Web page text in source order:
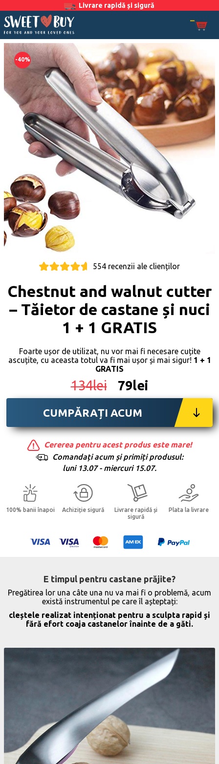
Livrare rapidă și sigură
-40%
554 recenzii ale clienților
Chestnut and walnut cutter
– Tăietor de castane și nuci
1 + 1 GRATIS
Foarte ușor de utilizat, nu vor mai fi necesare cuțite
ascuțite, cu aceasta totul va fi mai ușor și mai sigur! 1 + 1
GRATIS
134lei 79lei
CUMPĂRAȚI ACUM
Cererea pentru acest produs este mare!
Comandați acum și primiți produsul:
luni 13.07 - miercuri 15.07.
100% banii înapoi Achiziție sigură
Livrare rapidă și
sigură
Plata la livrare
E timpul pentru castane prăjite?
Pregătirea lor una câte una nu va mai fi o problemă, acum
există instrumentul pe care îl așteptați:
cleștele realizat intenționat pentru a sculpta rapid și
fără efort coaja castanelor înainte de a găti.